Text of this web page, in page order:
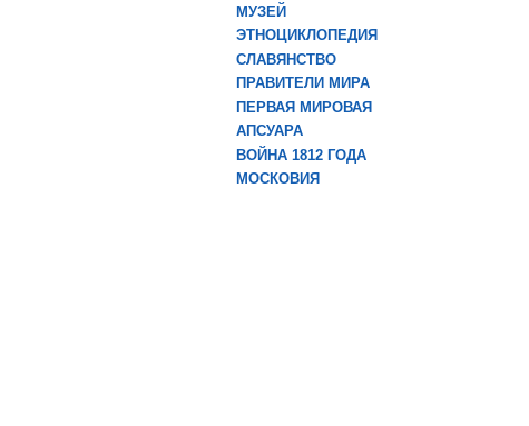
МУЗЕЙ
ЭТНОЦИКЛОПЕДИЯ
СЛАВЯНСТВО
ПРАВИТЕЛИ МИРА
ПЕРВАЯ МИРОВАЯ
АПСУАРА
ВОЙНА 1812 ГОДА
МОСКОВИЯ